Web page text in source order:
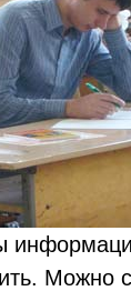
Можно